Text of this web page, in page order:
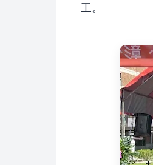
工。